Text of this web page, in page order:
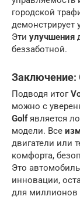
городской
демонстрирует
Эти улучшения
беззаботной.
Заключение:
Подводя итог
можно с
Golfявляется
модели. Все
двигатели или
комфорта,
Это
инновации,
для миллионов